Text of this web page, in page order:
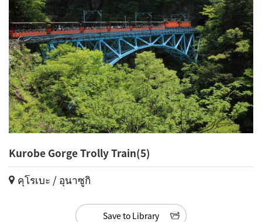
Kurobe Gorge Trolly Train(5)
คุโรเบะ / อุนาซูกิ
Save to Library